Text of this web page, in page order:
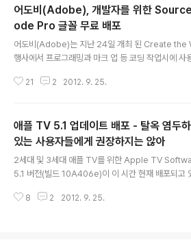
어도비(Adobe), 개발자를 위한
ode Pro 글꼴 무료 배포
어도비(Adobe)는 지난 24일 개최 된 Create the
행사에서 프로그래밍과 마크 업 등 코딩 작업시에 사
표하고 오픈 소스로 배포하고 있습니다. (위 이미지)
지) 혼동하기 쉬운 대문자 I(아이)와 소문자 L(엘), 숫
(일)이 보다 판별하기 쉬워졌습니다. (위 이미지) 숫자
(영)에 점이 들어가 대문자 O(오)와 구분하기 쉬워졌
다. 소스 코드 프로 서체는 SourceForge와 GitHub
내려받으실 수 있습니다. ➥ Source Code Pro |
software ..
21 2 2012. 9. 25.
애플 TV 5.1 업데이트 배포 - 탈옥 염두
있는 사용자들에게 권장하지는 않아
2세대 및 3세대 애플 TV를 위한 Apple TV
5.1 버전(빌드 10A406e)이 이 시간 현재 배포되고
OS X 10.8.2 버전과 iOS 6에서 선보인 바 있는 '공유
8 2 2012. 9. 25.